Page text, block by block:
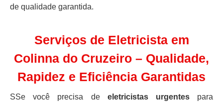
de qualidade garantida.
Serviços de Eletricista em
Colinna do Cruzeiro – Qualidade,
Rapidez e Eficiência Garantidas
SSe você precisa de eletricistas urgentespara